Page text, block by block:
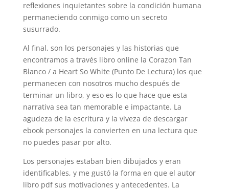
reflexiones inquietantes sobre la condición humana
permaneciendo conmigo como un secreto
susurrado.
Al final, son los personajes y las historias que
encontramos a través libro online​ la Corazon Tan
Blanco / a Heart So White (Punto De Lectura) los que
permanecen con nosotros mucho después de
terminar un libro, y eso es lo que hace que esta
narrativa sea tan memorable e impactante. La
agudeza de la escritura y la viveza de descargar
ebook personajes la convierten en una lectura que
no puedes pasar por alto.
Los personajes estaban bien dibujados y eran
identificables, y me gustó la forma en que el autor
libro pdf sus motivaciones y antecedentes. La